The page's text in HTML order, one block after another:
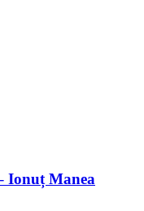
Ionuț Manea